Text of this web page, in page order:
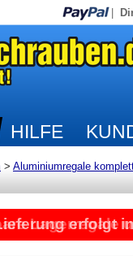
HILFE
> Aluminiumregale
Lagerregale
erfolgt